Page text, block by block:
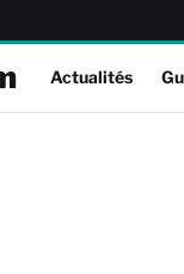
Actualités